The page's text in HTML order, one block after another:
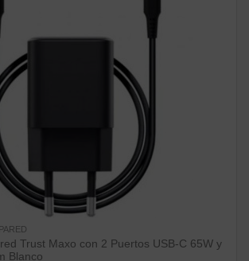
Trust Maxo con 2 Puertos USB-C 65W y
Blanco